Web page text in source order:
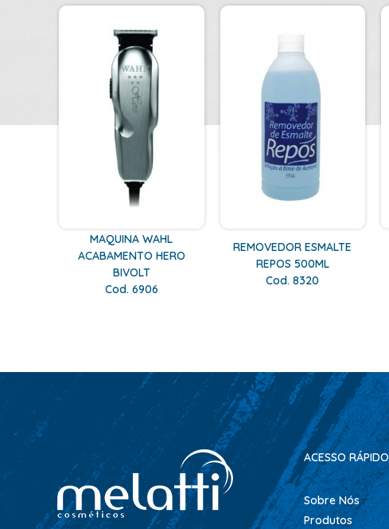
MAQUINA WAHL
ACABAMENTO HERO
BIVOLT
Cod. 6906
REMOVEDOR ESMALTE
REPOS 500ML
Cod. 8320
ACESSO RÁPIDO
Sobre Nós
Produtos